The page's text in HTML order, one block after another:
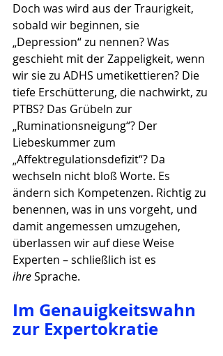
Doch was wird aus der Traurigkeit,
sobald wir beginnen, sie
„Depression“ zu nennen? Was
geschieht mit der Zappeligkeit, wenn
wir sie zu ADHS umetikettieren? Die
tiefe Erschütterung, die nachwirkt, zu
PTBS? Das Grübeln zur
„Ruminationsneigung“? Der
Liebeskummer zum
„Affektregulationsdefizit“? Da
wechseln nicht bloß Worte. Es
ändern sich Kompetenzen. Richtig zu
benennen, was in uns vorgeht, und
damit angemessen umzugehen,
überlassen wir auf diese Weise
Experten – schließlich ist es
ihre Sprache.
Im Genauigkeitswahn
zur Expertokratie